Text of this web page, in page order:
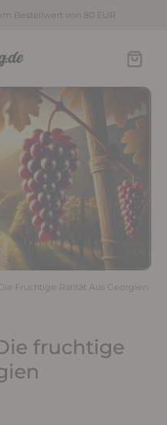
Bestellwert von 80 EUR
Fruchtige Rarität Aus Georgien
fruchtige